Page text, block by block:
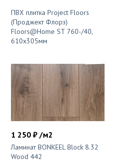
ПВХ плитка Project Floors
(Проджект Флорз)
Floors@Home ST 760-/40,
610x305мм
1 250 ₽ /м2
Ламинат BONKEEL Block 8.32
Wood 442